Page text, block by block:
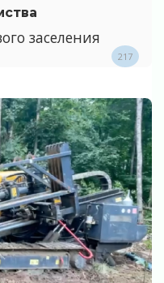
заселения
217